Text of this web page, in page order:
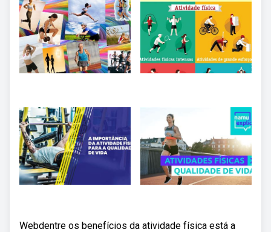
Webdentre os benefícios da atividade física está a